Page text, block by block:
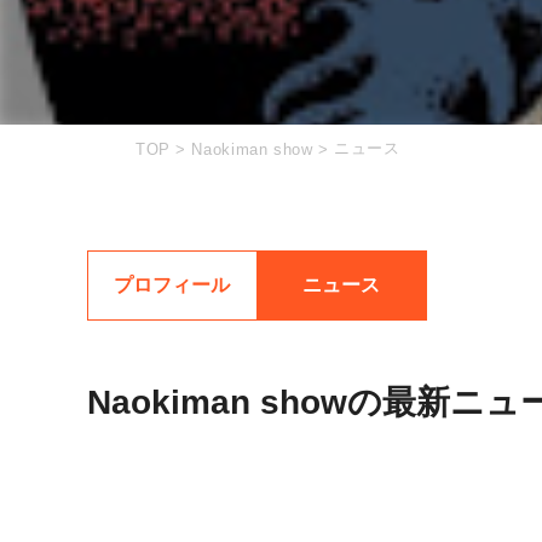
TOP > Naokiman show > ニュース
プロフィール ニュース
Naokiman showの最新ニュ